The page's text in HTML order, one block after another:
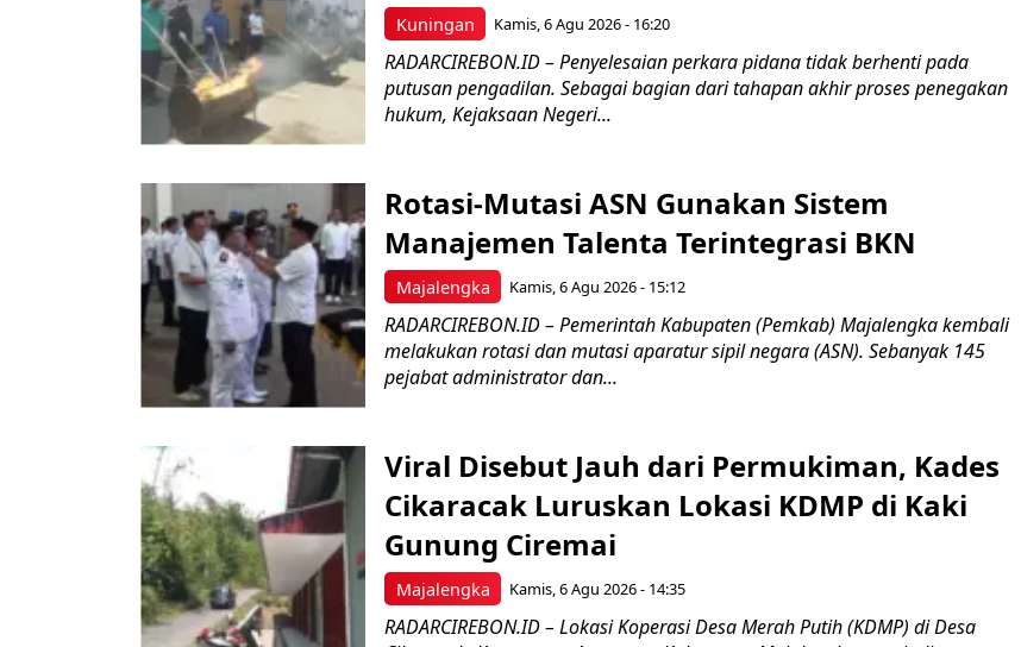
Kuningan Kamis, 6 Agu 2026 - 16:20
RADARCIREBON.ID – Penyelesaian perkara pidana tidak berhenti pada
putusan pengadilan. Sebagai bagian dari tahapan akhir proses penegakan
hukum, Kejaksaan Negeri...
Majalengka
Rotasi-Mutasi ASN Gunakan Sistem
Manajemen Talenta Terintegrasi BKN
Kamis, 6 Agu 2026 - 15:12
RADARCIREBON.ID – Pemerintah Kabupaten (Pemkab) Majalengka kembali
melakukan rotasi dan mutasi aparatur sipil negara (ASN). Sebanyak 145
pejabat administrator dan...
Majalengka
Viral Disebut Jauh dari Permukiman, Kades
Cikaracak Luruskan Lokasi KDMP di Kaki
Gunung Ciremai
Kamis, 6 Agu 2026 - 14:35
RADARCIREBON.ID – Lokasi Koperasi Desa Merah Putih (KDMP) di Desa